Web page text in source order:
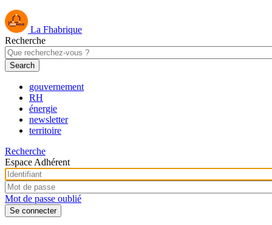
La Fhabrique
Recherche
gouvernement
RH
énergie
newsletter
territoire
Recherche
Espace Adhérent
Mot de passe oublié